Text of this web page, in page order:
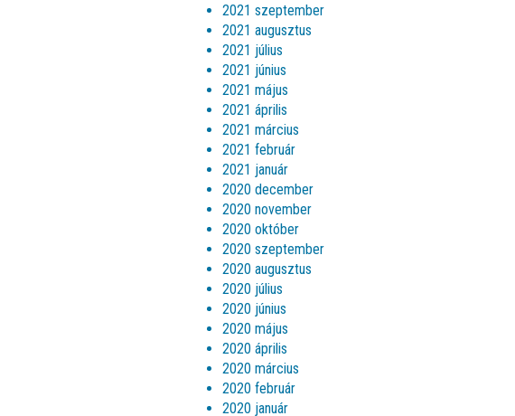
2021 szeptember
2021 augusztus
2021 július
2021 június
2021 május
2021 április
2021 március
2021 február
2021 január
2020 december
2020 november
2020 október
2020 szeptember
2020 augusztus
2020 július
2020 június
2020 május
2020 április
2020 március
2020 február
2020 január